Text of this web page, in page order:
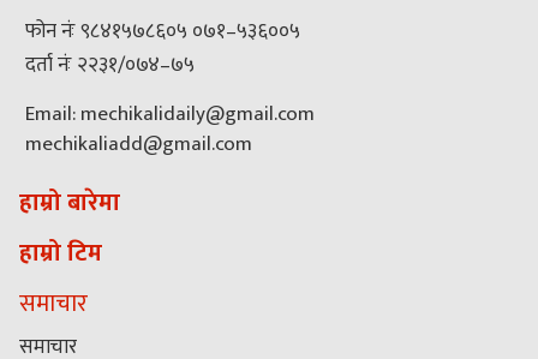
फोन नंः ९८४१५७८६०५ ०७१–५३६००५
दर्ता नंः २२३१/०७४–७५
Email: mechikalidaily@gmail.com
mechikaliadd@gmail.com
हाम्रो बारेमा
हाम्रो टिम
समाचार
समाचार